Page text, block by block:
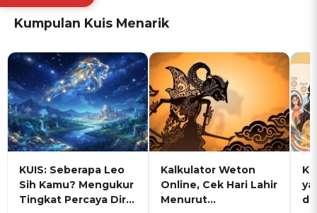
Kumpulan Kuis Menarik
KUIS: Seberapa Leo
Sih Kamu? Mengukur
Tingkat Percaya Diri
Kalkulator Weton
Online, Cek Hari Lahir
Menurut